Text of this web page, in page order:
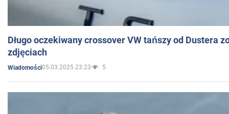
Długo oczekiwany crossover VW tańszy od Dustera
zdjęciach
Wiadomości05.03.2025 23:23 5